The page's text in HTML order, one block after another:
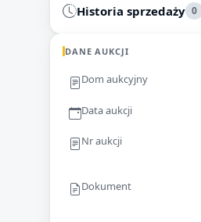
Historia sprzedaży 0
DANE AUKCJI
Dom aukcyjny
Data aukcji
Nr aukcji
Dokument